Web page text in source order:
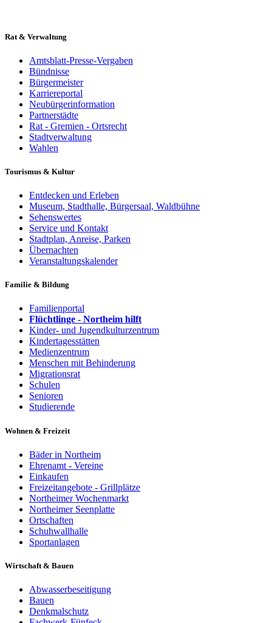
Rat & Verwaltung
Amtsblatt-Presse-Vergaben
Bündnisse
Bürgermeister
Karriereportal
Neubürgerinformation
Partnerstädte
Rat - Gremien - Ortsrecht
Stadtverwaltung
Wahlen
Tourismus & Kultur
Entdecken und Erleben
Museum, Stadthalle, Bürgersaal, Waldbühne
Sehenswertes
Service und Kontakt
Stadtplan, Anreise, Parken
Übernachten
Veranstaltungskalender
Familie & Bildung
Familienportal
Flüchtlinge - Northeim hilft
Kinder- und Jugendkulturzentrum
Kindertagesstätten
Medienzentrum
Menschen mit Behinderung
Migrationsrat
Schulen
Senioren
Studierende
Wohnen & Freizeit
Bäder in Northeim
Ehrenamt - Vereine
Einkaufen
Freizeitangebote - Grillplätze
Northeimer Wochenmarkt
Northeimer Seenplatte
Ortschaften
Schuhwallhalle
Sportanlagen
Wirtschaft & Bauen
Abwasserbeseitigung
Bauen
Denkmalschutz